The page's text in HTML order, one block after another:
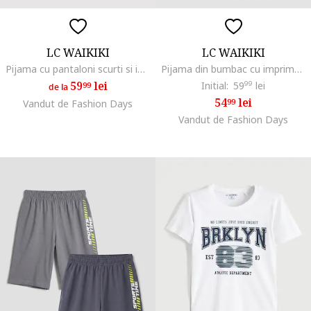
LC WAIKIKI
Pijama cu pantaloni scurti si imprimeu Minecraft, Verde deschis/Gri deschis melange
de la 5999lei
Vandut de Fashion Days
LC WAIKIKI
Pijama din bumbac cu imprimeu cu baschet, Alb murdar/Albastru
Initial: 5999 lei
5499lei
Vandut de Fashion Days